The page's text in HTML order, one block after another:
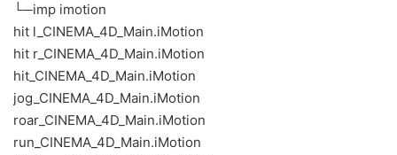
└─imp imotion
hit l_CINEMA_4D_Main.iMotion
hit r_CINEMA_4D_Main.iMotion
hit_CINEMA_4D_Main.iMotion
jog_CINEMA_4D_Main.iMotion
roar_CINEMA_4D_Main.iMotion
run_CINEMA_4D_Main.iMotion